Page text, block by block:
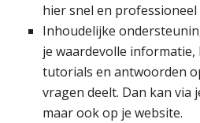
hier snel en
Inhoudelijke
je waardevolle informatie,
tutorials en antwoorden
vragen deelt. Dan kan via
maar ook op je website.